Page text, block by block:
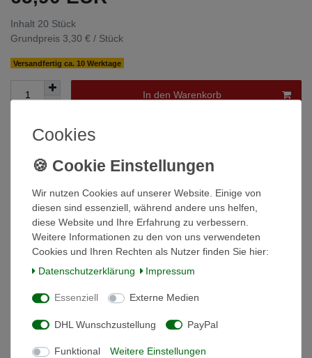
Inhalt 20 Stück
Grundpreis 3,30 € / Stück
Versandfertig ca. 10 Werktage
In den Warenkorb
Wunschliste
Beschreibung
Informationen zur Produktsicherheit
Cookies
Wir nutzen Cookies auf unserer Website. Einige von
diesen sind essenziell, während andere uns helfen,
diese Website und Ihre Erfahrung zu verbessern.
Weitere Informationen zu den von uns verwendeten
Cookies und Ihren Rechten als Nutzer finden Sie hier:
Daten­schutz­erklärung
Impressum
Essenziell Externe Medien
DHL Wunschzustellung PayPal
Funktional Weitere Einstellungen